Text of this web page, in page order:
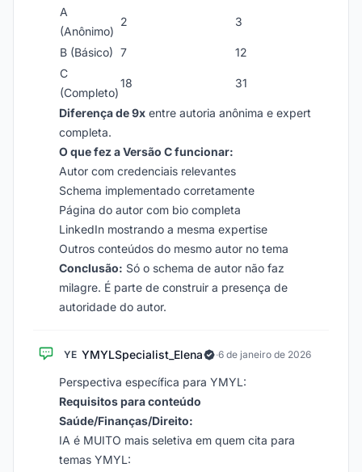
A
(Anônimo)
2 3
B (Básico) 7
12
C
(Completo)
18 31
Diferença de 9x entre autoria anônima e expert
completa.
O que fez a Versão C funcionar:
Autor com credenciais relevantes
Schema implementado corretamente
Página do autor com bio completa
LinkedIn mostrando a mesma expertise
Outros conteúdos do mesmo autor no tema
Conclusão: Só o schema de autor não faz
milagre. É parte de construir a presença de
autoridade do autor.
YE YMYLSpecialist_Elena ·6 de janeiro de 2026
Perspectiva específica para YMYL:
Requisitos para conteúdo
Saúde/Finanças/Direito:
IA é MUITO mais seletiva em quem cita para
temas YMYL: